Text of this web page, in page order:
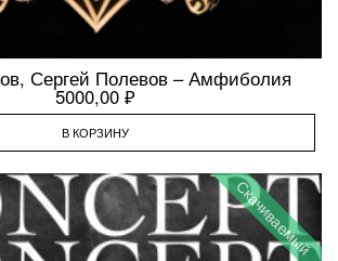
Сергей Полевов – Амфиболия
5000,00 ₽
В КОРЗИНУ
Скачиваемый